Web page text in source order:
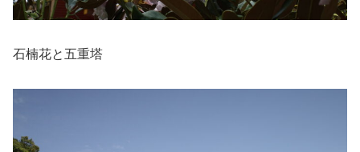
石楠花と五重塔